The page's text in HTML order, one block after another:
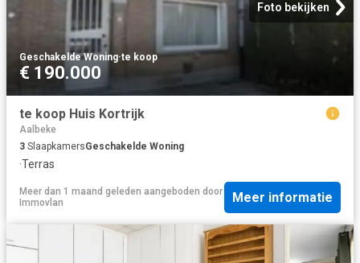
Foto bekijken
Geschakelde Woning·te koop
€ 190.000
te koop Huis Kortrijk
Aalbeke
3 SlaapkamersGeschakelde Woning
·Terras
Meer dan 1 maand geleden aangeboden door
Immovlan
Meer informatie